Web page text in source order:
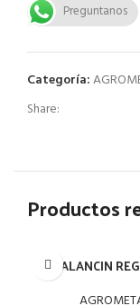
Preguntanos
Categoría:
Share:
Productos
BALANCIN